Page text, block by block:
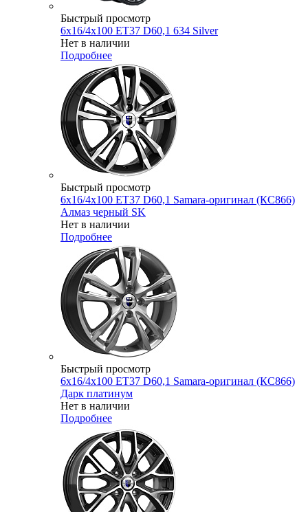
Быстрый просмотр
6x16/4x100 ET37 D60,1 634 Silver
Нет в наличии
Подробнее
Быстрый просмотр
6x16/4x100 ET37 D60,1 Samara-оригинал (КС866)
Алмаз черный SK
Нет в наличии
Подробнее
Быстрый просмотр
6x16/4x100 ET37 D60,1 Samara-оригинал (КС866)
Дарк платинум
Нет в наличии
Подробнее